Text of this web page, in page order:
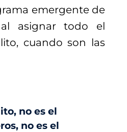
emergente de
asignar todo el
cuando son las
no es el
no es el